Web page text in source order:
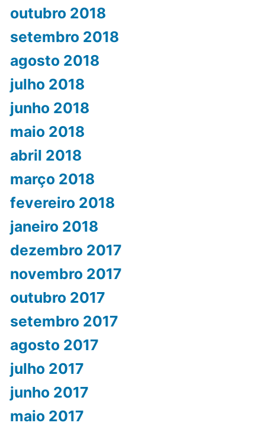
outubro 2018
setembro 2018
agosto 2018
julho 2018
junho 2018
maio 2018
abril 2018
março 2018
fevereiro 2018
janeiro 2018
dezembro 2017
novembro 2017
outubro 2017
setembro 2017
agosto 2017
julho 2017
junho 2017
maio 2017